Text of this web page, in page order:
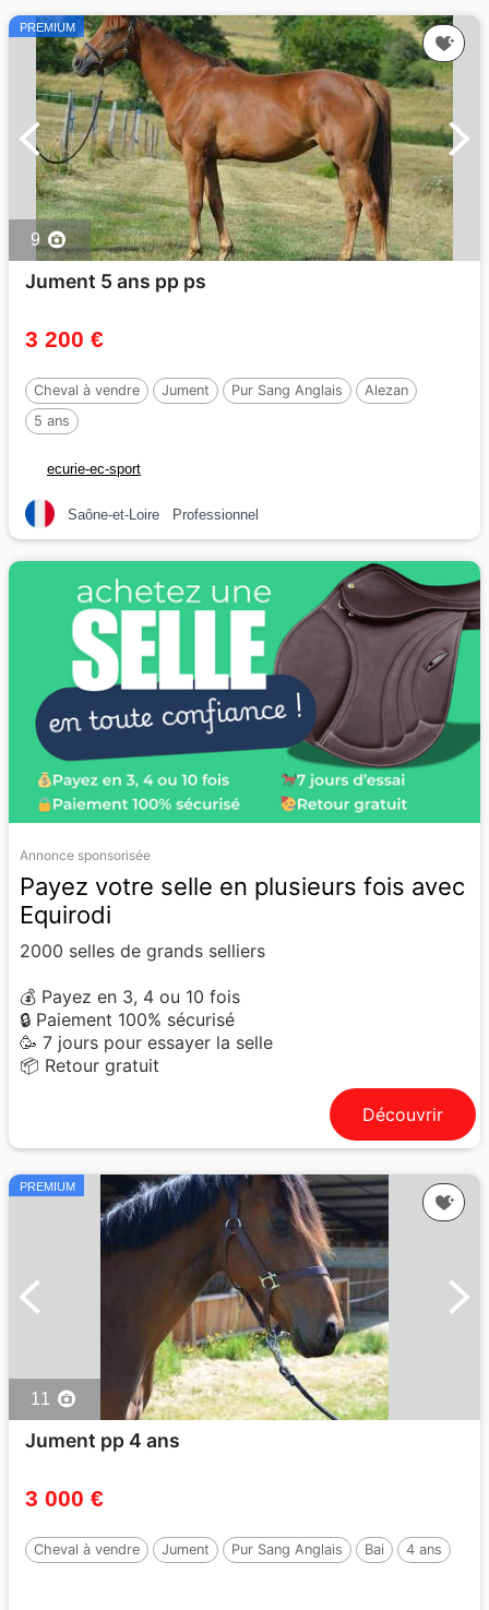
PREMIUM
9
Jument 5 ans pp ps
3 200 €
Cheval à vendre Jument Pur Sang Anglais
Alezan
5 ans
ecurie-ec-sport
Saône-et-Loire Professionnel
Annonce sponsorisée
Payez votre selle en plusieurs fois avec
Equirodi
2000 selles de grands selliers
💰 Payez en 3, 4 ou 10 fois
🔒 Paiement 100% sécurisé
🥳 7 jours pour essayer la selle
📦 Retour gratuit
Découvrir
PREMIUM
11
Jument pp 4 ans
3 000 €
Cheval à vendre Jument Pur Sang Anglais Bai 4 ans